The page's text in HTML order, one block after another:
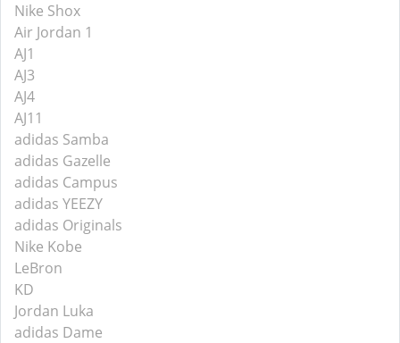
Nike Shox
Air Jordan 1
AJ1
AJ3
AJ4
AJ11
adidas Samba
adidas Gazelle
adidas Campus
adidas YEEZY
adidas Originals
Nike Kobe
LeBron
KD
Jordan Luka
adidas Dame